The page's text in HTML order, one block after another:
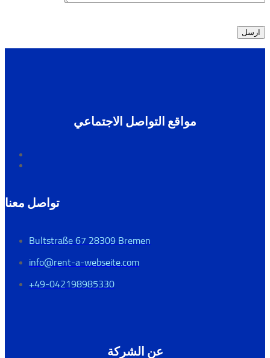
ارسل
مواقع التواصل الاجتماعي
تواصل معنا
Bultstraße 67 28309 Bremen
info@rent-a-webseite.com
+49-042198985330
عن الشركة